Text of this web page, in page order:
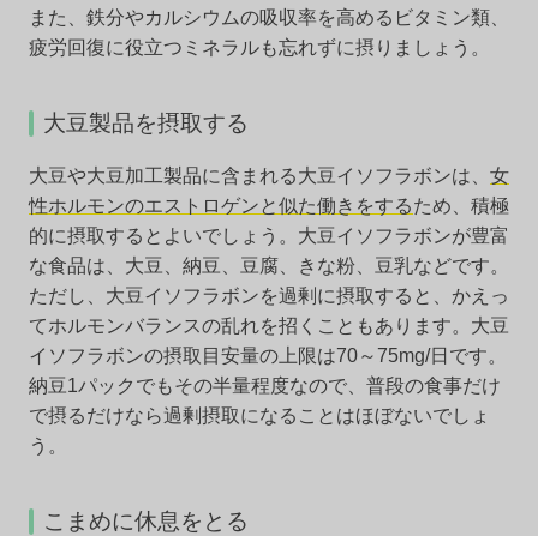
また、鉄分やカルシウムの吸収率を高めるビタミン類、
疲労回復に役立つミネラルも忘れずに摂りましょう。
大豆製品を摂取する
大豆や大豆加工製品に含まれる大豆イソフラボンは、 女
性ホルモンのエストロゲンと似た働きをするため、積極
的に摂取するとよいでしょう。大豆イソフラボンが豊富
な食品は、大豆、納豆、豆腐、きな粉、豆乳などです。
ただし、大豆イソフラボンを過剰に摂取すると、かえっ
てホルモンバランスの乱れを招くこともあります。大豆
イソフラボンの摂取目安量の上限は70～75mg/日です。
納豆1パックでもその半量程度なので、普段の食事だけ
で摂るだけなら過剰摂取になることはほぼないでしょ
う。
こまめに休息をとる